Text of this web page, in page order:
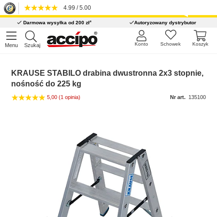
4.99 / 5.00
Darmowa wysyłka od 200 zł* Autoryzowany dystrybutor
Menu Szukaj Koszyk
Schowek
Konto
KRAUSE STABILO drabina dwustronna 2x3 stopnie,
nośność do 225 kg
5,00 (1 opinia) Nr art. 135100